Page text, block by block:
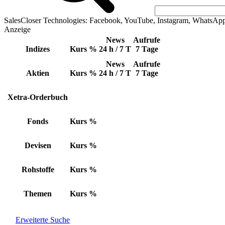
SalesCloser Technologies: Facebook, YouTube, Instagram,
Anzeige
Indizes Kurs %
News
24 h / 7 T
Aufrufe
7 Tage
Aktien Kurs %
News
24 h / 7 T
Aufrufe
7 Tage
Xetra-Orderbuch
Fonds Kurs %
Devisen Kurs %
Rohstoffe Kurs %
Themen Kurs %
Erweiterte Suche